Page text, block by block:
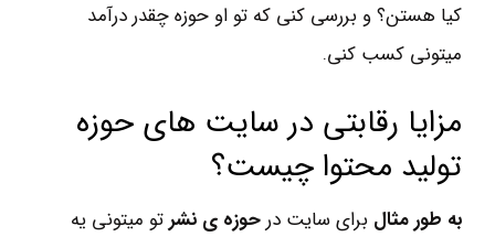
کیا هستن؟ و بررسی کنی که تو او حوزه چقدر درآمد
میتونی کسب کنی.
مزایا رقابتی در سایت های حوزه
تولید محتوا چیست؟
به طور مثال برای سایت درحوزه ی نشرتو میتونی یه